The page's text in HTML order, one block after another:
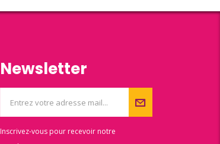
Newsletter
Inscrivez-vous pour recevoir notre